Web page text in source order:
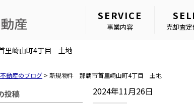
SERVICE
事業内容 売却査
里崎山町4丁目 土地
動産のブログ > 新規物件 那覇市首里崎山町4丁目 土地
投稿 2024年11月26日